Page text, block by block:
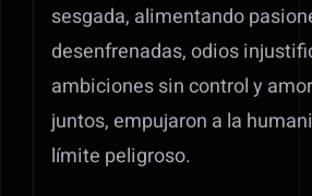
sesgada, alimentando
desenfrenadas, odios
ambiciones sin control y
juntos, empujaron a la
límite peligroso.